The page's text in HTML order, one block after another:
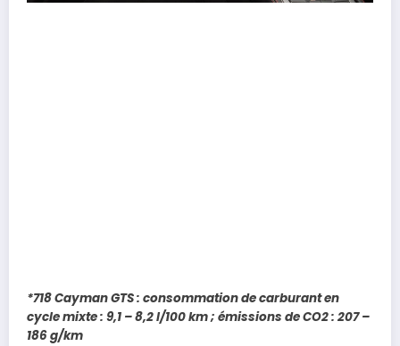
*718 Cayman GTS : consommation de carburant en
cycle mixte : 9,1 – 8,2 l/100 km ; émissions de CO2 : 207 –
186 g/km